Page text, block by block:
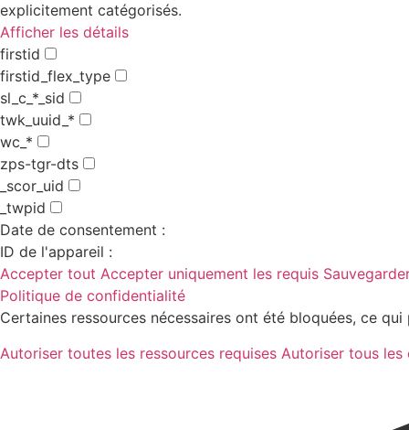
explicitement catégorisés.
Afficher les détails
firstid
firstid_flex_type
sl_c_*_sid
twk_uuid_*
wc_*
zps-tgr-dts
_scor_uid
_twpid
Date de consentement :
ID de l'appareil :
Accepter tout Accepter uniquement les requis
Politique de confidentialité
Certaines ressources nécessaires ont été bloquées, ce
Autoriser toutes les ressources requises Autoriser tous